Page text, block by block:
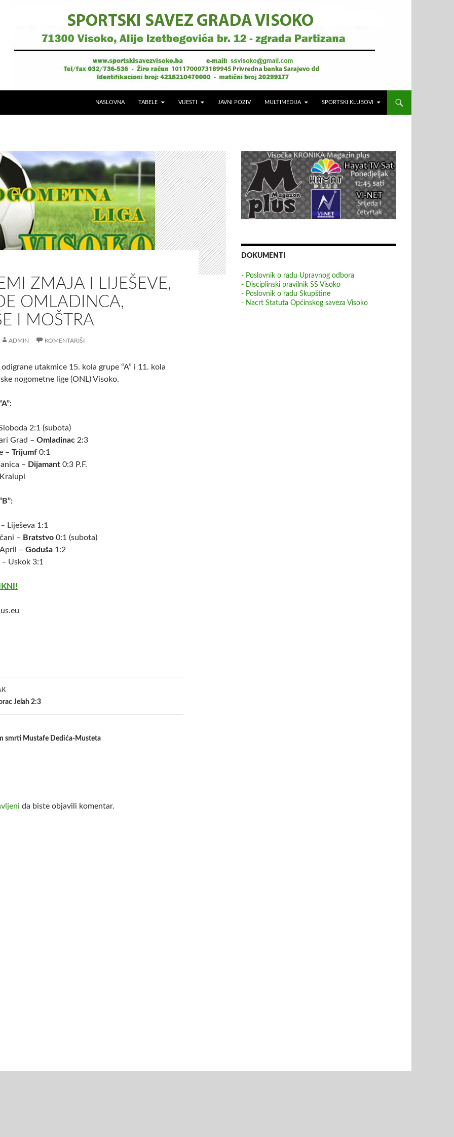
NASLOVNA TABELE VIJESTI JAVNI POZIV MULTIMEDIJA SPORTSKI KLUBOVI
ZMAJA I LIJEŠEVE,
OMLADINCA,
I MOŠTRA
ADMIN KOMENTARIŠI
utakmice 15. kola grupe “A” i 11. kola
nogometne lige (ONL) Visoko.
2:1 (subota)
Grad – Omladinac 2:3
– Trijumf 0:1
– Dijamant 0:3 P.F.
Liješeva 1:1
– Bratstvo 0:1 (subota)
– Goduša 1:2
– Uskok 3:1
Jelah 2:3
smrti Mustafe Dedića-Musteta
da biste objavili komentar.
DOKUMENTI
- Poslovnik o radu Upravnog odbora
- Disciplinski pravilnik SS Visoko
- Poslovnik o radu Skupštine
- Nacrt Statuta Općinskog saveza Visoko